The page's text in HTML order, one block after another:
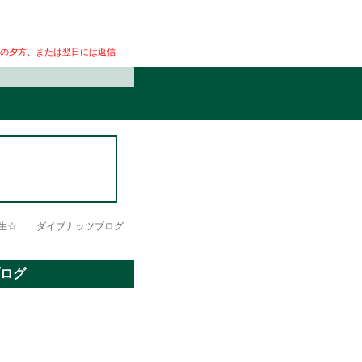
夕方、または翌日には返信
生☆ ダイブナッツブログ
グ